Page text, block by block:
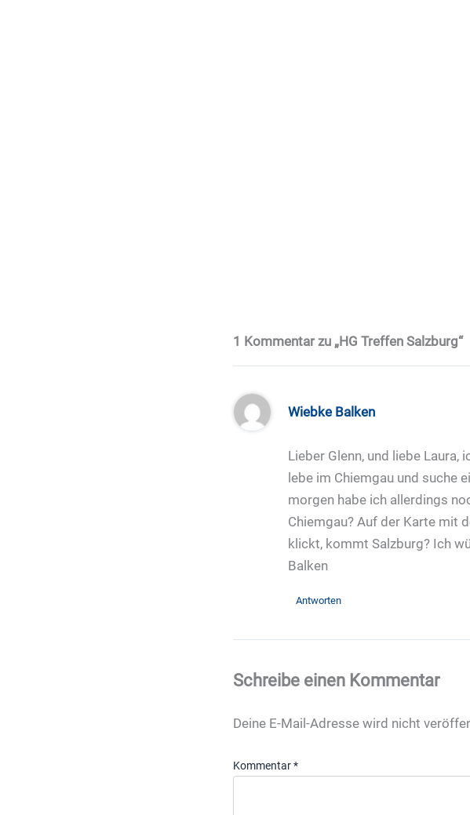
1 Kommentar zu „HG Treffen Salzburg“
Wiebke Balken
Lieber Glenn, und liebe Laura,
lebe im Chiemgau und suche
morgen habe ich allerdings
Chiemgau? Auf der Karte mit
klickt, kommt Salzburg? Ich
Balken
Antworten
Schreibe einen Kommentar
Deine E-Mail-Adresse wird nicht
Kommentar*